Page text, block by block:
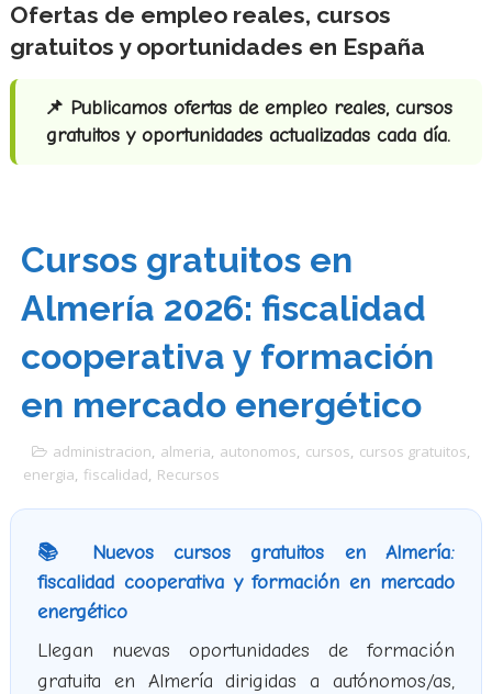
Ofertas de empleo reales, cursos
gratuitos y oportunidades en España
📌 Publicamos ofertas de empleo reales, cursos
gratuitos y oportunidades actualizadas cada día.
Cursos gratuitos en
Almería 2026: fiscalidad
cooperativa y formación
en mercado energético
administracion, almeria, autonomos, cursos, cursos gratuitos,
energia, fiscalidad, Recursos
📚 Nuevos cursos gratuitos en Almería:
fiscalidad cooperativa y formación en mercado
energético
Llegan nuevas oportunidades de formación
gratuita en Almería dirigidas a autónomos/as,